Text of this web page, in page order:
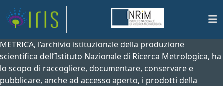
METRICA, l’archivio istituzionale della produzione
scientifica dell’Istituto Nazionale di Ricerca Metrologica, ha
lo scopo di raccogliere, documentare, conservare e
pubblicare, anche ad accesso aperto, i prodotti della